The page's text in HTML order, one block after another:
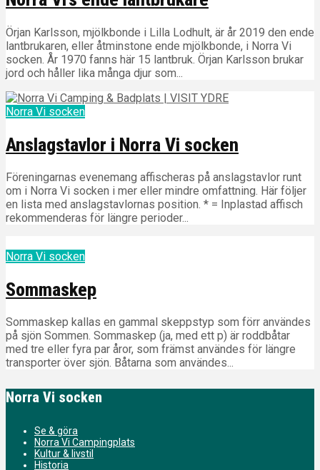
Örjan Karlsson, mjölkbonde i Lilla Lodhult, är år 2019 den ende
lantbrukaren, eller åtminstone ende mjölkbonde, i Norra Vi
socken. År 1970 fanns här 15 lantbruk. Örjan Karlsson brukar
jord och håller lika många djur som...
Norra Vi socken
Anslagstavlor i Norra Vi socken
Föreningarnas evenemang affischeras på anslagstavlor runt
om i Norra Vi socken i mer eller mindre omfattning. Här följer
en lista med anslagstavlornas position. * = Inplastad affisch
rekommenderas för längre perioder...
Norra Vi socken
Sommaskep
Sommaskep kallas en gammal skeppstyp som förr användes
på sjön Sommen. Sommaskep (ja, med ett p) är roddbåtar
med tre eller fyra par åror, som främst användes för längre
transporter över sjön. Båtarna som användes...
Norra Vi socken
Se & göra
Norra Vi Campingplats
Kultur & livstil
Historia